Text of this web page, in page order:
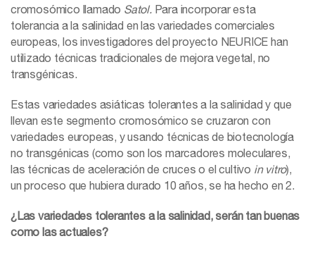
cromosómico llamado Satol. Para incorporar esta
tolerancia a la salinidad en las variedades comerciales
europeas, los investigadores del proyecto NEURICE han
utilizado técnicas tradicionales de mejora vegetal, no
transgénicas.
Estas variedades asiáticas tolerantes a la salinidad y que
llevan este segmento cromosómico se cruzaron con
variedades europeas, y usando técnicas de biotecnología
no transgénicas (como son los marcadores moleculares,
las técnicas de aceleración de cruces o el cultivo in vitro),
un proceso que hubiera durado 10 años, se ha hecho en 2.
¿Las variedades tolerantes a la salinidad, serán tan buenas
como las actuales?